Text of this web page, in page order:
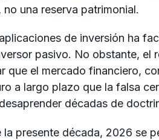
una reserva patrimonial.
de inversión ha
pasivo. No obstante, el
que el mercado financiero,
a largo plazo que la falsa
décadas de
la presente década, 2026 se